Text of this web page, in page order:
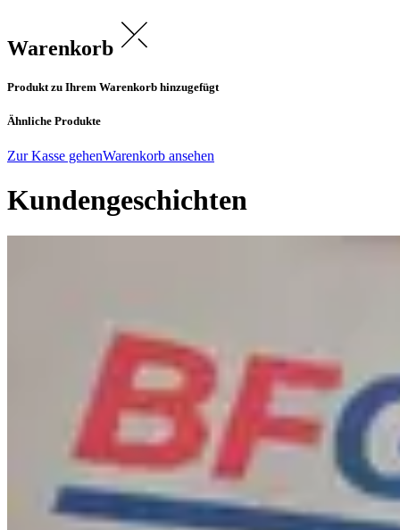
Warenkorb
Produkt zu Ihrem Warenkorb hinzugefügt
Ähnliche Produkte
Zur Kasse gehenWarenkorb ansehen
Kundengeschichten